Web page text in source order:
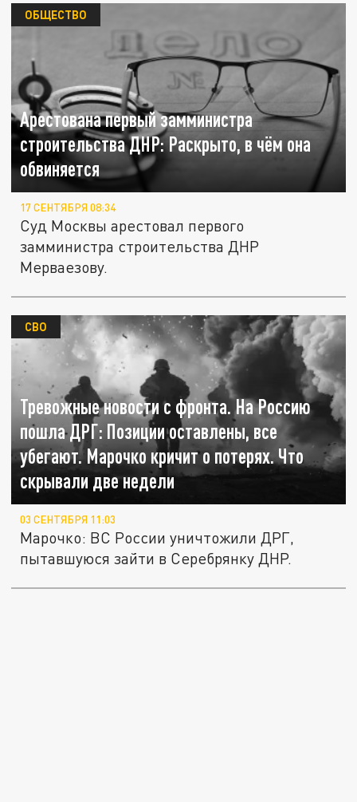
Арестована первый замминистра
строительства ДНР: Раскрыто, в чём она
обвиняется
ОБЩЕСТВО
17 СЕНТЯБРЯ 08:34
Суд Москвы арестовал первого
замминистра строительства ДНР
Мерваезову.
Тревожные новости с фронта. На Россию
пошла ДРГ: Позиции оставлены, все
убегают. Марочко кричит о потерях. Что
скрывали две недели
СВО
03 СЕНТЯБРЯ 11:03
Марочко: ВС России уничтожили ДРГ,
пытавшуюся зайти в Серебрянку ДНР.